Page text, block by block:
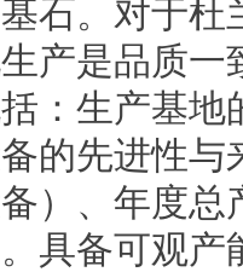
石。对于
产是品质
：生产基
的先进性
）、年度
具备可观